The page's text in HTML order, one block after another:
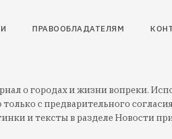
ПРАВООБЛАДАТЕЛЯМ
о городах и жизни вопреки.
с предварительного
и тексты в разделе Новости